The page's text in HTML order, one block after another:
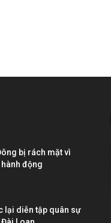
bị rách mặt vì
động
lại diễn tập quân sự